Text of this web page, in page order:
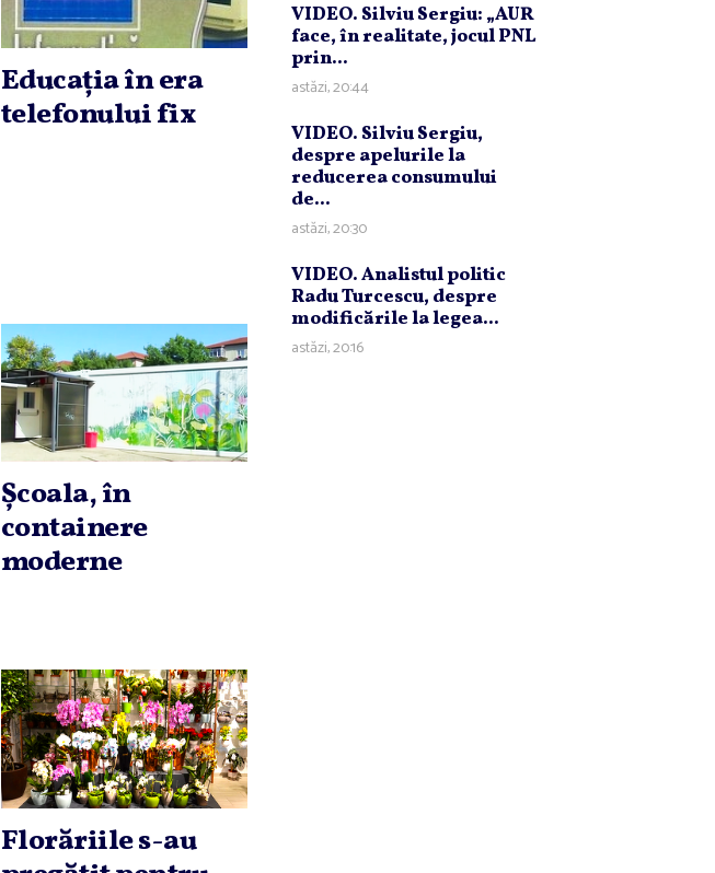
Educaţia în era
telefonului fix
Şcoala, în
containere
moderne
Florăriile s-au
VIDEO. Silviu Sergiu: „AUR
face, în realitate, jocul PNL
prin...
astăzi, 20:44
VIDEO. Silviu Sergiu,
despre apelurile la
reducerea consumului
de...
astăzi, 20:30
VIDEO. Analistul politic
Radu Turcescu, despre
modificările la legea...
astăzi, 20:16